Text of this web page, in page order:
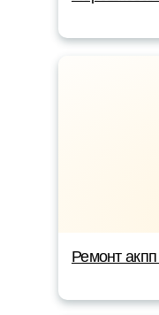
Ремонт